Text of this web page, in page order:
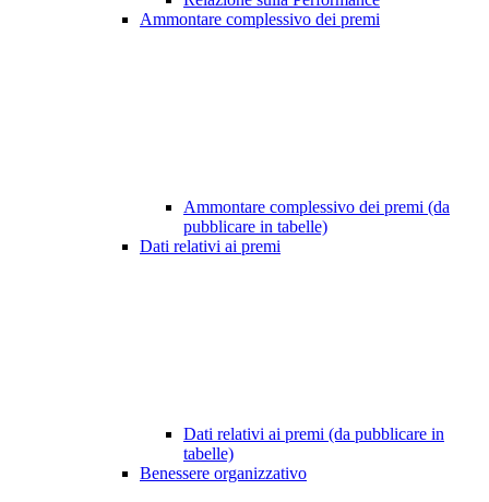
Ammontare complessivo dei premi
Ammontare complessivo dei premi (da
pubblicare in tabelle)
Dati relativi ai premi
Dati relativi ai premi (da pubblicare in
tabelle)
Benessere organizzativo